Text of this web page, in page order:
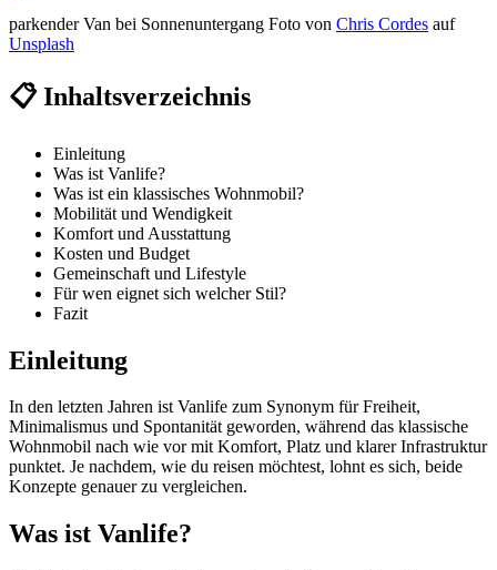
parkender Van bei Sonnenuntergang Foto von Chris Cordes auf
Unsplash
📋 Inhaltsverzeichnis
Einleitung
Was ist Vanlife?
Was ist ein klassisches Wohnmobil?
Mobilität und Wendigkeit
Komfort und Ausstattung
Kosten und Budget
Gemeinschaft und Lifestyle
Für wen eignet sich welcher Stil?
Fazit
Einleitung
In den letzten Jahren ist Vanlife zum Synonym für Freiheit,
Minimalismus und Spontanität geworden, während das klassische
Wohnmobil nach wie vor mit Komfort, Platz und klarer Infrastruktur
punktet. Je nachdem, wie du reisen möchtest, lohnt es sich, beide
Konzepte genauer zu vergleichen.
Was ist Vanlife?